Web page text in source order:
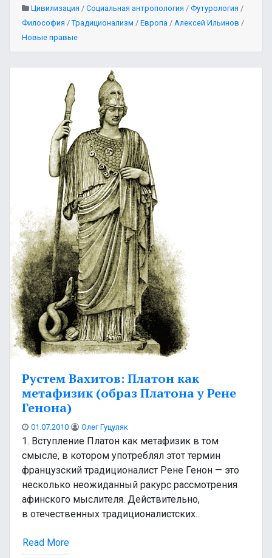
Цивилизация / Социальная антропология / Футурология /
Философия / Традиционализм / Европа / Алексей Ильинов /
Новые правые
Рустем Вахитов: Платон как
метафизик (образ Платона у Рене
Генона)
01.07.2010 Олег Гуцуляк
1. Вступление Платон как метафизик в том
смысле, в котором употреблял этот термин
французский традиционалист Рене Генон — это
несколько неожиданный ракурс рассмотрения
афинского мыслителя. Действительно,
в отечественных традиционалистских..
Read More